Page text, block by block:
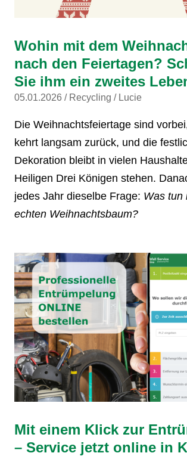
Wohin mit dem
nach den Feiertagen?
Sie ihm ein zweites
05.01.2026 Recycling Lucie
Die Weihnachtsfeiertage sind
kehrt langsam zurück, und die
Dekoration bleibt in vielen
Heiligen Drei Königen stehen.
jedes Jahr dieselbe Frage: Was tun
echten Weihnachtsbaum?
Mit einem Klick zur
– Service jetzt online in